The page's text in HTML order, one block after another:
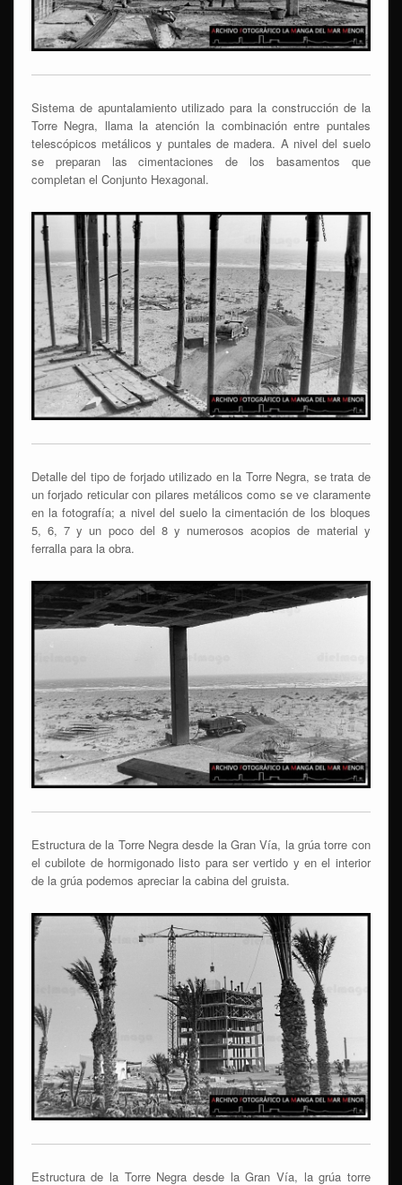
Sistema de apuntalamiento utilizado para la construcción de la
Torre Negra, llama la atención la combinación entre puntales
telescópicos metálicos y puntales de madera. A nivel del suelo
se preparan las cimentaciones de los basamentos que
completan el Conjunto Hexagonal.
Detalle del tipo de forjado utilizado en la Torre Negra, se trata de
un forjado reticular con pilares metálicos como se ve claramente
en la fotografía; a nivel del suelo la cimentación de los bloques
5, 6, 7 y un poco del 8 y numerosos acopios de material y
ferralla para la obra.
Estructura de la Torre Negra desde la Gran Vía, la grúa torre con
el cubilote de hormigonado listo para ser vertido y en el interior
de la grúa podemos apreciar la cabina del gruista.
Estructura de la Torre Negra desde la Gran Vía, la grúa torre